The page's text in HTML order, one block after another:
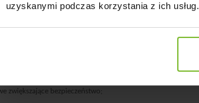
uzyskanymi podczas korzystania z ich usług.
Reflective L dla psa:
zwiększające bezpieczeństwo;